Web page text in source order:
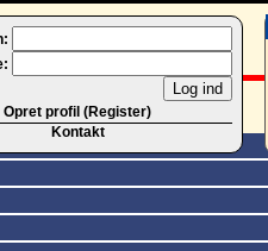
Opret profil (Register)
Kontakt